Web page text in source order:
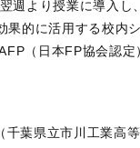
週より授業に導入し
果的に活用する校内
（日本FP協会認定
千葉県立市川工業高等